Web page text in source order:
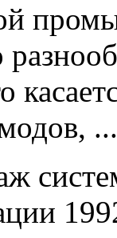
...